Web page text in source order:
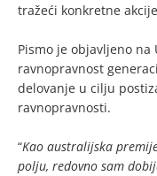
tražeći konkretne
Pismo je objavljeno na
ravnopravnost
delovanje u cilju
ravnopravnosti.
“Kao australijska
polju, redovno sam